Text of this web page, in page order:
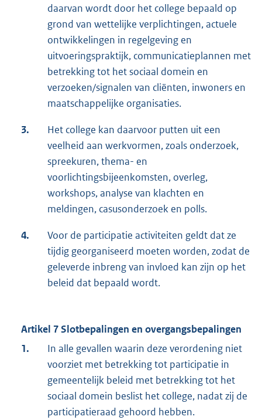
daarvan wordt door het college bepaald op
grond van wettelijke verplichtingen, actuele
ontwikkelingen in regelgeving en
uitvoeringspraktijk, communicatieplannen met
betrekking tot het sociaal domein en
verzoeken/signalen van cliënten, inwoners en
maatschappelijke organisaties.
3.
Het college kan daarvoor putten uit een
veelheid aan werkvormen, zoals onderzoek,
spreekuren, thema- en
voorlichtingsbijeenkomsten, overleg,
workshops, analyse van klachten en
meldingen, casusonderzoek en polls.
4.
Voor de participatie activiteiten geldt dat ze
tijdig georganiseerd moeten worden, zodat de
geleverde inbreng van invloed kan zijn op het
beleid dat bepaald wordt.
Artikel 7 Slotbepalingen en overgangsbepalingen
1.
In alle gevallen waarin deze verordening niet
voorziet met betrekking tot participatie in
gemeentelijk beleid met betrekking tot het
sociaal domein beslist het college, nadat zij de
participatieraad gehoord hebben.